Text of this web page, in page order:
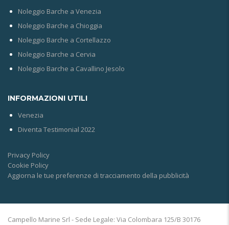
Noleggio Barche a Venezia
Noleggio Barche a Chioggia
Noleggio Barche a Cortellazzo
Noleggio Barche a Cervia
Noleggio Barche a Cavallino Jesolo
INFORMAZIONI UTILI
Venezia
Diventa Testimonial 2022
Privacy Policy
Cookie Policy
Aggiorna le tue preferenze di tracciamento della pubblicità
Campello Marine Srl - Sede Legale: Via Colombara 125/B 30176